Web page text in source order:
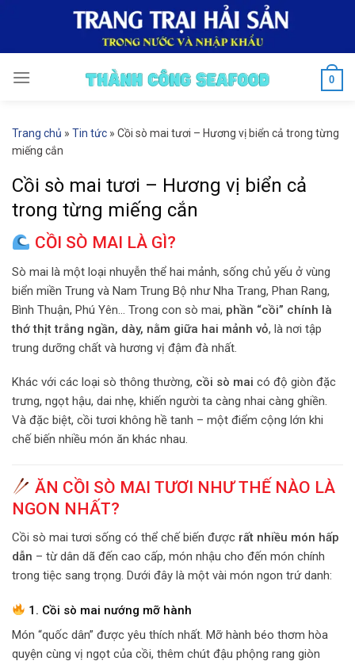
0
Trang chủ » Tin tức » Cồi sò mai tươi – Hương vị biển cả trong từng
miếng cắn
Cồi sò mai tươi – Hương vị biển cả
trong từng miếng cắn
CỒI SÒ MAI LÀ GÌ?
Sò mai là một loại nhuyễn thể hai mảnh, sống chủ yếu ở vùng
biển miền Trung và Nam Trung Bộ như Nha Trang, Phan Rang,
Bình Thuận, Phú Yên… Trong con sò mai, phần “cồi” chính là
thớ thịt trắng ngần, dày, nằm giữa hai mảnh vỏ, là nơi tập
trung dưỡng chất và hương vị đậm đà nhất.
Khác với các loại sò thông thường, cồi sò mai có độ giòn đặc
trưng, ngọt hậu, dai nhẹ, khiến người ta càng nhai càng ghiền.
Và đặc biệt, cồi tươi không hề tanh – một điểm cộng lớn khi
chế biến nhiều món ăn khác nhau.
ĂN CỒI SÒ MAI TƯƠI NHƯ THẾ NÀO LÀ
NGON NHẤT?
Cồi sò mai tươi sống có thể chế biến được rất nhiều món hấp
dẫn – từ dân dã đến cao cấp, món nhậu cho đến món chính
trong tiệc sang trọng. Dưới đây là một vài món ngon trứ danh:
1. Cồi sò mai nướng mỡ hành
Món “quốc dân” được yêu thích nhất. Mỡ hành béo thơm hòa
quyện cùng vị ngọt của cồi, thêm chút đậu phộng rang giòn